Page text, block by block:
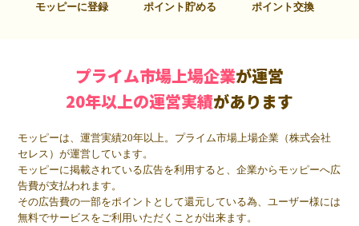
モッピーに登録 ポイント貯める ポイント交換
プライム市場上場企業が運営
20年以上の運営実績があります
モッピーは、運営実績20年以上。プライム市場上場企業（株式会社
セレス）が運営しています。
モッピーに掲載されている広告を利用すると、企業からモッピーへ広
告費が支払われます。
その広告費の一部をポイントとして還元している為、ユーザー様には
無料でサービスをご利用いただくことが出来ます。